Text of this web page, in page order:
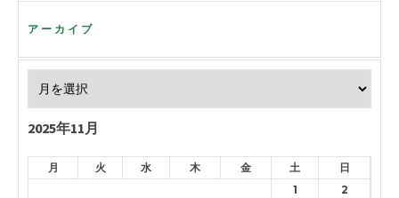
アーカイブ
2025年11月
月 火 水 木 金 土 日
1
2